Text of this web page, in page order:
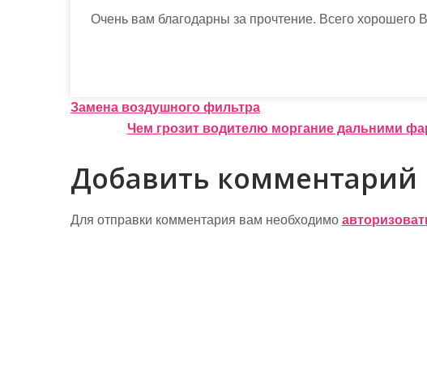
Очень вам благодарны за прочтение. Всего хорошего
Н
в
и
г
Замена воздушного фильтра
Чем грозит водителю моргание дальними
Добавить комментарий
Для отправки комментария вам необходимо